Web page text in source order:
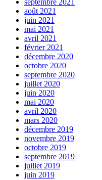
août 2021
juin 2021
mai 2021
avril 2021
février 2021
décembre 2020
octobre 2020
septembre 2020
juillet 2020
juin 2020
mai 2020
avril 2020
mars 2020
décembre 2019
novembre 2019
octobre 2019
septembre 2019
juillet 2019
juin 2019